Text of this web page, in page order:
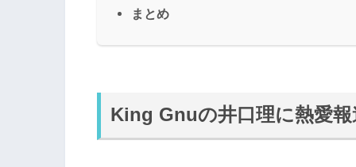
まとめ
King Gnuの井口理に熱愛報